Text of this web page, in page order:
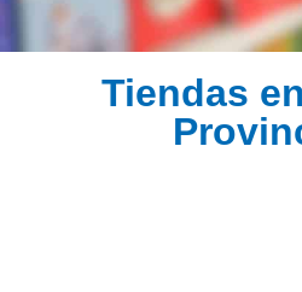
Tiendas